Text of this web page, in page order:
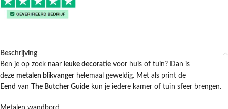
Beschrijving
Ben je op zoek naar leuke decoratie voor huis of tuin? Dan is
deze metalen blikvanger helemaal geweldig. Met als print de
Eend van The Butcher Guide kun je iedere kamer of tuin sfeer brengen.